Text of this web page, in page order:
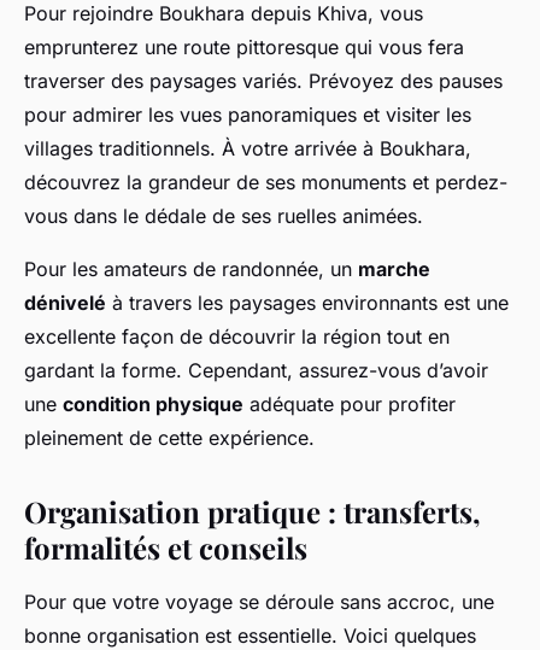
Pour rejoindre Boukhara depuis Khiva, vous
emprunterez une route pittoresque qui vous fera
traverser des paysages variés. Prévoyez des pauses
pour admirer les vues panoramiques et visiter les
villages traditionnels. À votre arrivée à Boukhara,
découvrez la grandeur de ses monuments et perdez-
vous dans le dédale de ses ruelles animées.
Pour les amateurs de randonnée, un marche
dénivelé à travers les paysages environnants est une
excellente façon de découvrir la région tout en
gardant la forme. Cependant, assurez-vous d’avoir
une condition physique adéquate pour profiter
pleinement de cette expérience.
Organisation pratique : transferts,
formalités et conseils
Pour que votre voyage se déroule sans accroc, une
bonne organisation est essentielle. Voici quelques